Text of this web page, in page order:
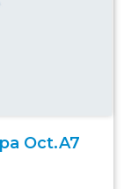
Oct.A7